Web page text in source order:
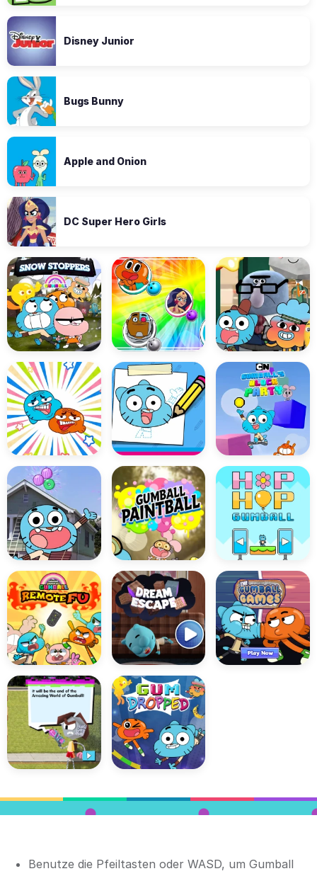
Disney Junior
Bugs Bunny
Apple and Onion
DC Super Hero Girls
Benutze die Pfeiltasten oder WASD, um Gumball